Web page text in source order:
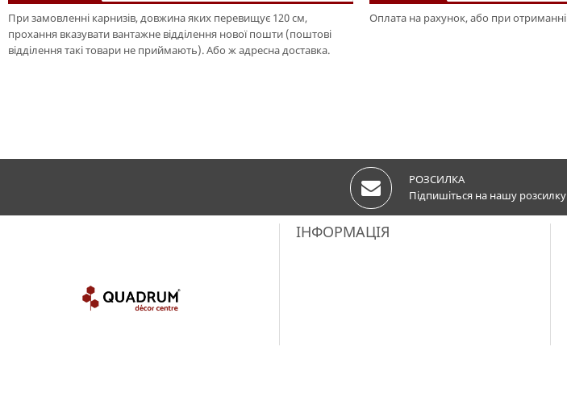
При замовленні карнизів, довжина яких перевищує 120 см,
прохання вказувати вантажне відділення нової пошти (поштові
відділення такі товари не приймають). Або ж адресна доставка.
Оплата на рахунок, або при отриманні
РОЗСИЛКА
Підпишіться на нашу розсилку
ІНФОРМАЦІЯ